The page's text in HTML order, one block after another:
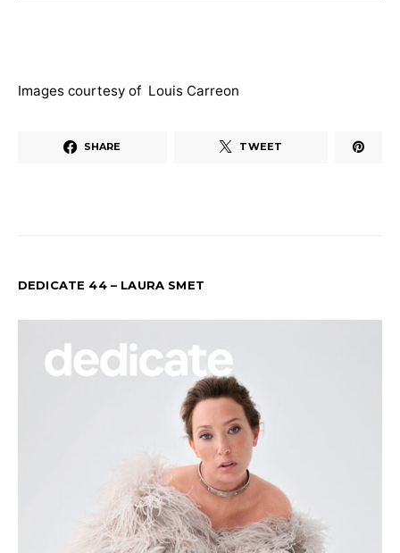
Images courtesy of Louis Carreon
SHARE TWEET
DEDICATE 44 – LAURA SMET